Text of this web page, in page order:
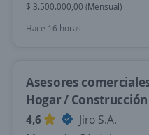
$ 3.500.000,00 (Mensual)
Hace 16 horas
Asesores
Hogar /
4,6
Jiro S.A.